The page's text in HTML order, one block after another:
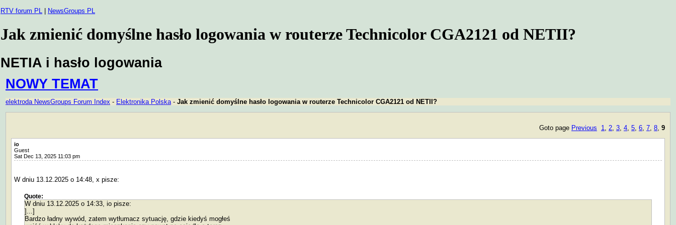
RTV forum PL NewsGroups PL
Jak zmienić domyślne hasło logowania w routerze Technicolor CGA2121 od NETII?
NETIA i hasło logowania
NOWY TEMAT
elektroda NewsGroups Forum Index - Elektronika Polska- Jak zmienić domyślne hasło logowania w routerze Technicolor CGA2121 od NETII?
Goto page Previous 1, 2, 3, 4, 5, 6, 7, 8, 9
io
Guest
Sat Dec 13, 2025 11:03 pm
W dniu 13.12.2025 o 14:48, x pisze:
Quote:
W dniu 13.12.2025 o 14:33, io pisze:
]...]
Bardzo ładny wywód, zatem wytłumacz sytuację, gdzie kiedyś mogłeś